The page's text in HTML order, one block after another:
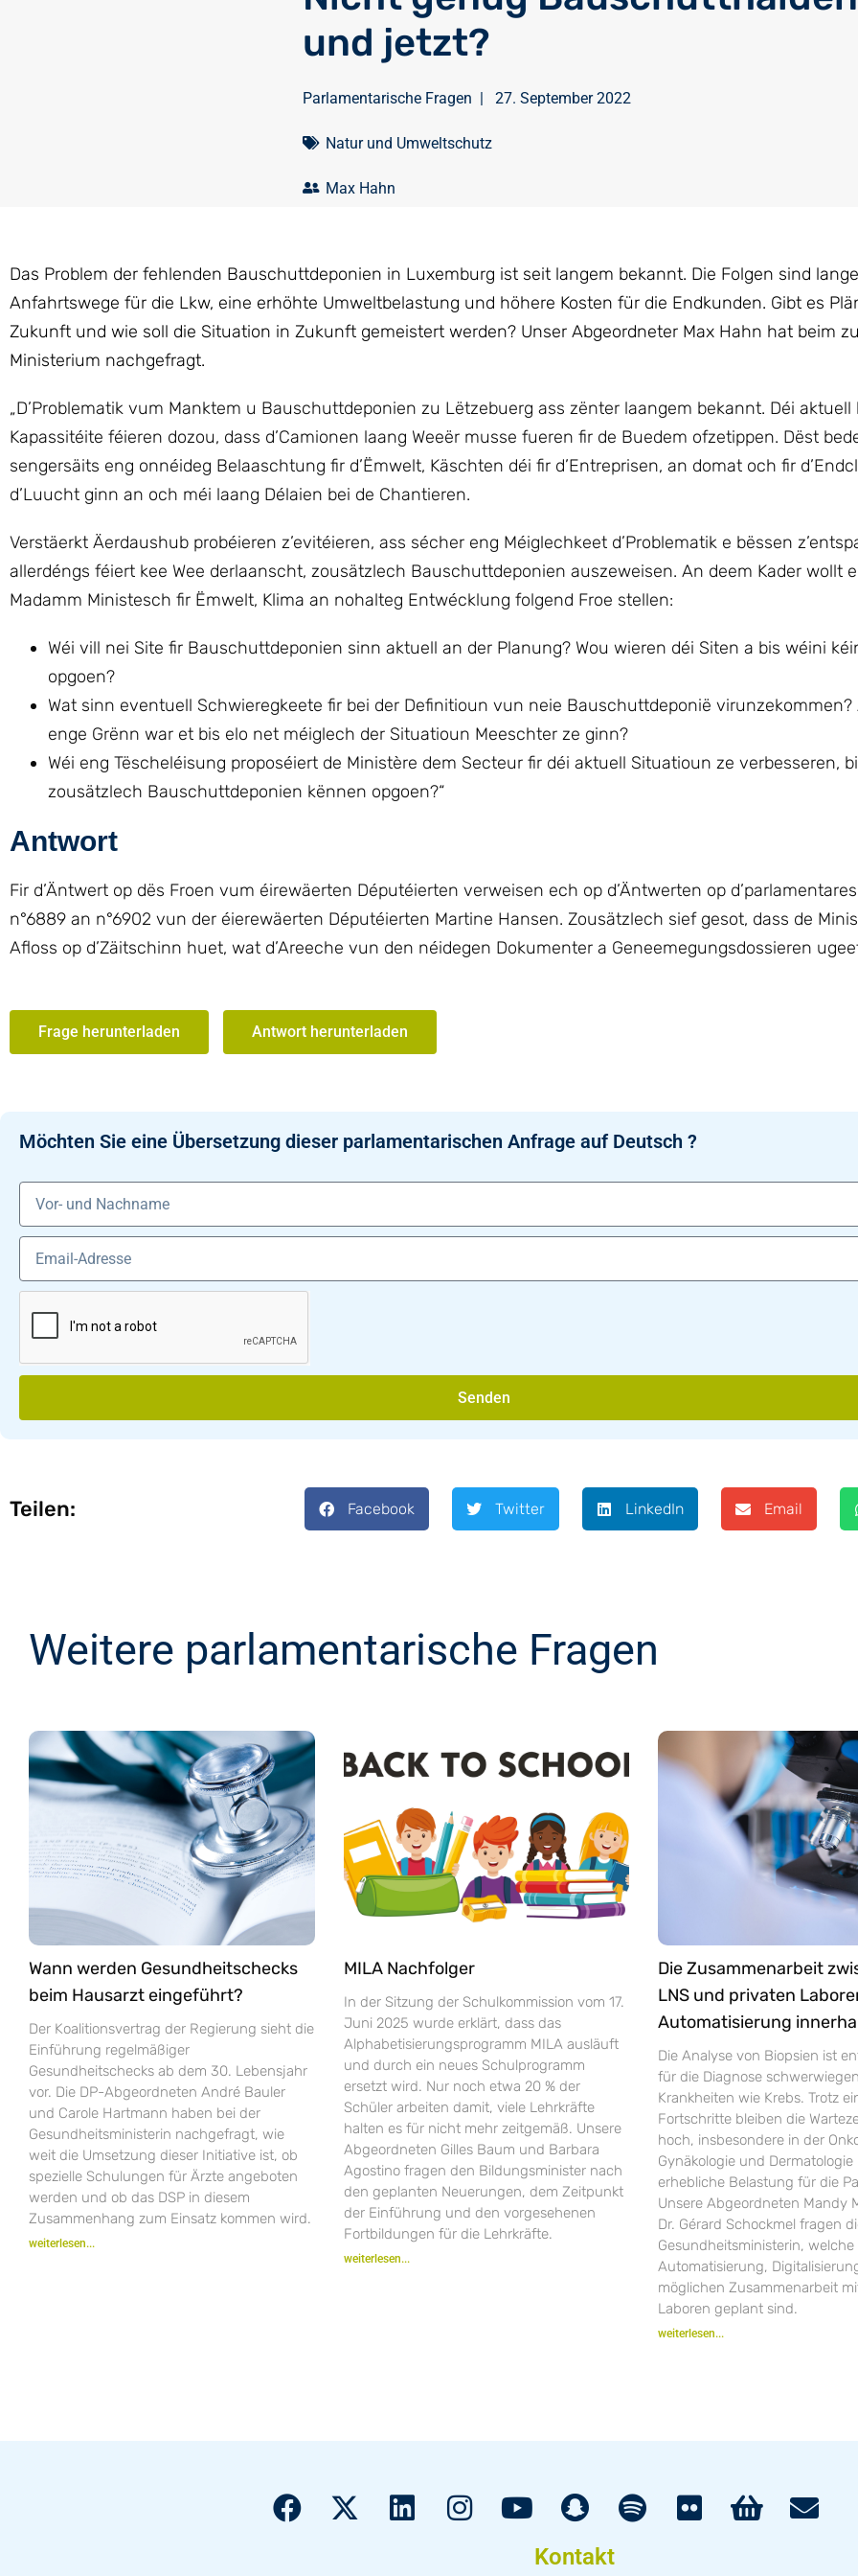
und jetzt?
Parlamentarische Fragen | 27. September 2022
Natur und Umweltschutz
Max Hahn
Das Problem der fehlenden Bauschuttdeponien in Luxemburg ist seit langem bekannt. Die Folgen sind lange
Anfahrtswege für die Lkw, eine erhöhte Umweltbelastung und höhere Kosten für die Endkunden. Gibt es
Zukunft und wie soll die Situation in Zukunft gemeistert werden? Unser Abgeordneter Max Hahn hat beim
Ministerium nachgefragt.
„D’Problematik vum Manktem u Bauschuttdeponien zu Lëtzebuerg ass zënter laangem bekannt. Déi aktuell
Kapassitéite féieren dozou, dass d’Camionen laang Weeër musse fueren fir de Buedem ofzetippen. Dëst
sengersäits eng onnéideg Belaaschtung fir d’Ëmwelt, Käschten déi fir d’Entreprisen, an domat och fir
d’Luucht ginn an och méi laang Délaien bei de Chantieren.
Verstäerkt Äerdaushub probéieren z’evitéieren, ass sécher eng Méiglechkeet d’Problematik e bëssen
allerdéngs féiert kee Wee derlaanscht, zousätzlech Bauschuttdeponien auszeweisen. An deem Kader wollt
Madamm Ministesch fir Ëmwelt, Klima an nohalteg Entwécklung folgend Froe stellen:
Wéi vill nei Site fir Bauschuttdeponien sinn aktuell an der Planung? Wou wieren déi Siten a bis wéini
opgoen?
Wat sinn eventuell Schwieregkeete fir bei der Definitioun vun neie Bauschuttdeponië virunzekommen?
enge Grënn war et bis elo net méiglech der Situatioun Meeschter ze ginn?
Wéi eng Tëscheléisung proposéiert de Ministère dem Secteur fir déi aktuell Situatioun ze verbesseren,
zousätzlech Bauschuttdeponien kënnen opgoen?“
Antwort
Fir d’Äntwert op dës Froen vum éirewäerten Députéierten verweisen ech op d’Äntwerten op
n°6889 an n°6902 vun der éierewäerten Députéierten Martine Hansen. Zousätzlech sief gesot, dass de
Afloss op d’Zäitschinn huet, wat d’Areeche vun den néidegen Dokumenter a Geneemegungsdossieren
Frage herunterladen Antwort herunterladen
Möchten Sie eine Übersetzung dieser parlamentarischen Anfrage auf Deutsch ?
Senden
Teilen: Facebook Twitter LinkedIn Email
Weitere parlamentarische Fragen
Wann werden Gesundheitschecks
beim Hausarzt eingeführt?
Der Koalitionsvertrag der Regierung sieht die
Einführung regelmäßiger
Gesundheitschecks ab dem 30. Lebensjahr
vor. Die DP-Abgeordneten André Bauler
und Carole Hartmann haben bei der
Gesundheitsministerin nachgefragt, wie
weit die Umsetzung dieser Initiative ist, ob
spezielle Schulungen für Ärzte angeboten
werden und ob das DSP in diesem
Zusammenhang zum Einsatz kommen wird.
weiterlesen...
MILA Nachfolger
In der Sitzung der Schulkommission vom 17.
Juni 2025 wurde erklärt, dass das
Alphabetisierungsprogramm MILA ausläuft
und durch ein neues Schulprogramm
ersetzt wird. Nur noch etwa 20 % der
Schüler arbeiten damit, viele Lehrkräfte
halten es für nicht mehr zeitgemäß. Unsere
Abgeordneten Gilles Baum und Barbara
Agostino fragen den Bildungsminister nach
den geplanten Neuerungen, dem Zeitpunkt
der Einführung und den vorgesehenen
Fortbildungen für die Lehrkräfte.
weiterlesen...
Die Zusammenarbeit
LNS und privaten
Automatisierung
Die Analyse von Biopsien ist
für die Diagnose
Krankheiten wie Krebs. Trotz
Fortschritte bleiben die
hoch, insbesondere in der
Gynäkologie und Dermatologie
erhebliche Belastung für die
Unsere Abgeordneten Mandy
Dr. Gérard Schockmel fragen
Gesundheitsministerin,
Automatisierung,
möglichen Zusammenarbeit
Laboren geplant sind.
weiterlesen...
Kontakt